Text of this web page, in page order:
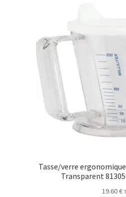
Tasse/verre
Transparent
19.60€